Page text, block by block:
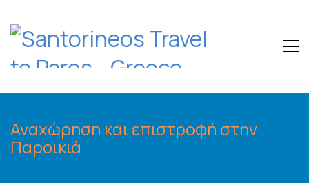
Αναχώρηση και επιστροφή στην
Παροικιά